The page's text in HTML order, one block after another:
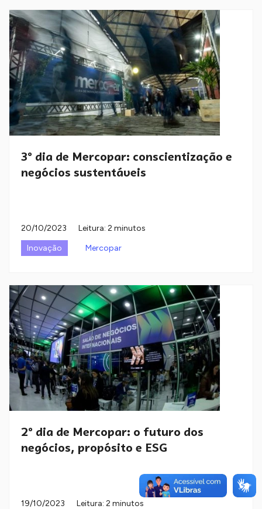
3º dia de Mercopar: conscientização e
negócios sustentáveis
20/10/2023
Leitura: 2 minutos
Inovação
Mercopar
2º dia de Mercopar: o futuro dos
negócios, propósito e ESG
19/10/2023 Leitura: 2 minutos